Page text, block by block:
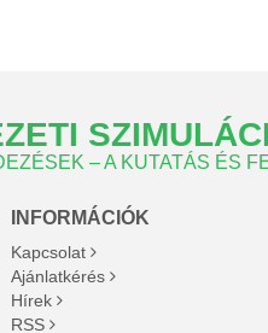
– A KUTATÁS ÉS
INFORMÁCIÓK
Kapcsolat
Ajánlatkérés
Hírek
RSS